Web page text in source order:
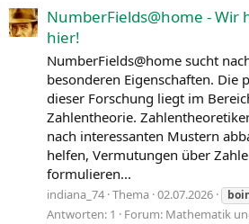
NumberFields@home - Wir
hier!
NumberFields@home sucht
besonderen Eigenschaften. Die
dieser Forschung liegt im
Zahlentheorie.
nach interessanten Mustern
helfen, Vermutungen über
formulieren...
indiana_74 Thema 02.07.2026
Antworten: 1 Forum: Mathematik